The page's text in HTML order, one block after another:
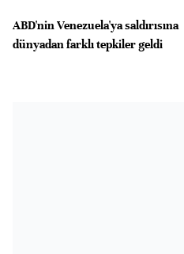
ABD'nin Venezuela'ya saldırısına
dünyadan farklı tepkiler geldi